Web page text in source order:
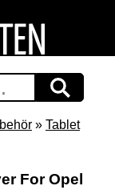
» Tablet
For Opel